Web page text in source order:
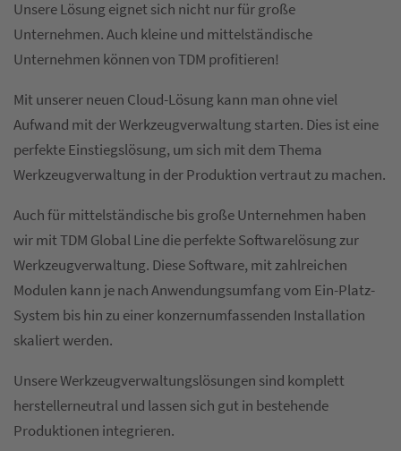
Unsere Lösung eignet sich nicht nur für große
Unternehmen. Auch kleine und mittelständische
Unternehmen können von TDM profitieren!
Mit unserer neuen Cloud-Lösung kann man ohne viel
Aufwand mit der Werkzeugverwaltung starten. Dies ist eine
perfekte Einstiegslösung, um sich mit dem Thema
Werkzeugverwaltung in der Produktion vertraut zu machen.
Auch für mittelständische bis große Unternehmen haben
wir mit TDM Global Line die perfekte Softwarelösung zur
Werkzeugverwaltung. Diese Software, mit zahlreichen
Modulen kann je nach Anwendungsumfang vom Ein-Platz-
System bis hin zu einer konzernumfassenden Installation
skaliert werden.
Unsere Werkzeugverwaltungslösungen sind komplett
herstellerneutral und lassen sich gut in bestehende
Produktionen integrieren.